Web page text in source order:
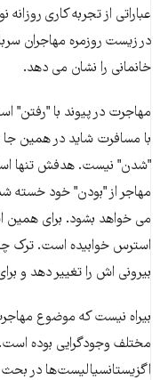
عباراتى از تجربه کارى
در زیست روزمره مهاجران
خانمانى را نشان مى دهد.
مهاجرت در پیوند با "رفتن"
با مسافرت شاید در همین
"شدن" نیست. هدفش تنها
مهاجر از "بودن" خود خسته
مى خواهد بشود. براى همین
استرس خوابیده است. ترک
بیرونى اش را تغییر دهد و
بیراه نیست که موضوع
مختلف وجودگرایى بوده
اگزیستانسیالیست‌ها در